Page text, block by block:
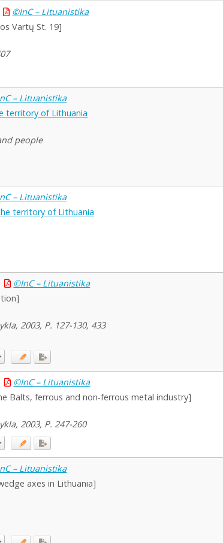
©InC – Lituanistika
Vartų St. 19]
– Lituanistika
territory of Lithuania
people
– Lituanistika
territory of Lithuania
©InC – Lituanistika
2003, P. 127-130, 433
©InC – Lituanistika
Balts, ferrous and non-ferrous metal industry]
2003, P. 247-260
– Lituanistika
axes in Lithuania]